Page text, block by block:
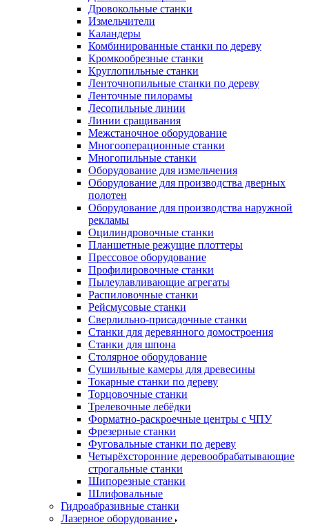
Дровокольные станки
Измельчители
Каландеры
Комбинированные станки по дереву
Кромкообрезные станки
Круглопильные станки
Ленточнопильные станки по дереву
Ленточные пилорамы
Лесопильные линии
Линии сращивания
Межстаночное оборудование
Многооперационные станки
Многопильные станки
Оборудование для измельчения
Оборудование для производства дверных
полотен
Оборудование для производства наружной
рекламы
Оцилиндровочные станки
Планшетные режущие плоттеры
Прессовое оборудование
Профилировочные станки
Пылеулавливающие агрегаты
Распиловочные станки
Рейсмусовые станки
Сверлильно-присадочные станки
Станки для деревянного домостроения
Станки для шпона
Столярное оборудование
Сушильные камеры для древесины
Токарные станки по дереву
Торцовочные станки
Трелевочные лебёдки
Форматно-раскроечные центры с ЧПУ
Фрезерные станки
Фуговальные станки по дереву
Четырёхсторонние деревообрабатывающие
строгальные станки
Шипорезные станки
Шлифовальные
Гидроабразивные станки
Лазерное оборудование